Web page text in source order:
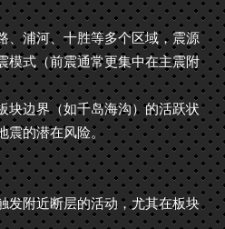
、浦河、十胜等多个区域，震源
模式（前震通常更集中在主震附
块边界（如千岛海沟）的活跃状
震的潜在风险。
发附近断层的活动，尤其在板块